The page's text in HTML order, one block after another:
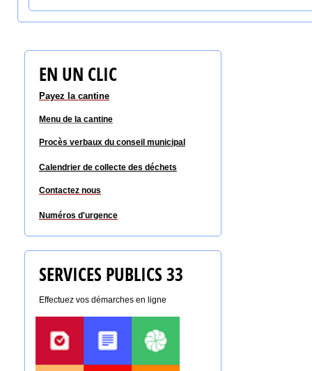
EN UN CLIC
Payez la cantine
Menu de la cantine
Procès verbaux du conseil municipal
Calendrier de collecte des déchets
Contactez nous
Numéros d'urgence
SERVICES PUBLICS 33
Effectuez vos démarches en ligne